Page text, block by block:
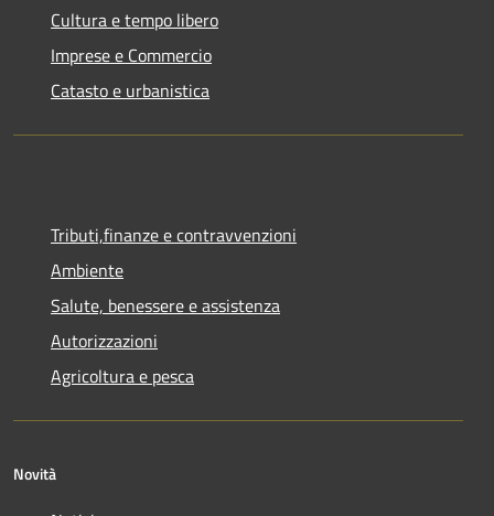
Cultura e tempo libero
Imprese e Commercio
Catasto e urbanistica
Tributi,finanze e contravvenzioni
Ambiente
Salute, benessere e assistenza
Autorizzazioni
Agricoltura e pesca
Novità